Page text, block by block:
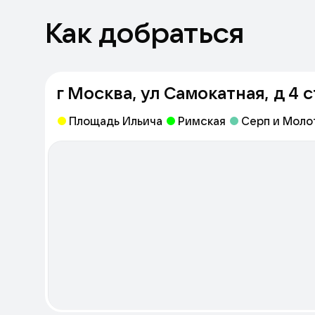
Как добраться
г Москва, ул Самокатная, д 4
Площадь Ильича Римская Серп и